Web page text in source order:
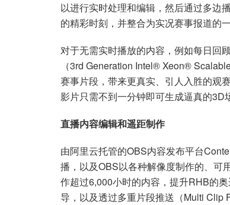
以进行实时处理和编辑，然后通过多边
的精彩时刻，并整合为实况赛事报道的一
对于无需实时播放的内容，例如每日回
（3rd Generation Intel® Xeon®
赛事片段，带来更真实、引人入胜的观
影片只需不到一分钟即可生成逼真的3D
直播内容编辑和遥距制作
由阿里云托管的OBS内容发布平台
播，以及OBS以各种解像度制作的、可
作超过6,000小时的内容，提升RHB的
导，以及透过多重片段推送（Multi Clip